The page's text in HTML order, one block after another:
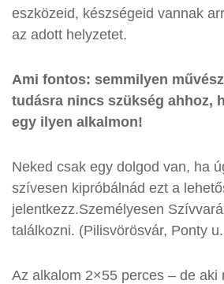
eszközeid, készségeid vannak
az adott helyzetet.
Ami fontos: semmilyen
tudásra nincs szükség ahhoz,
egy ilyen alkalmon!
Neked csak egy dolgod van, ha
szívesen kipróbálnád ezt a
jelentkezz.Személyesen
találkozni. (Pilisvörösvár, Ponty
Az alkalom 2×55 perces – de aki